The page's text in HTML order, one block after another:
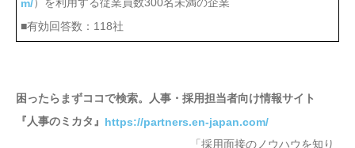
m/）を利用する従業員数300名未満の企業
■有効回答数：118社
困ったらまずココで検索。人事・採用担当者向け情報サイト
『人事のミカタ』 https://partners.en-japan.com/
「採用面接のノウハウを知り